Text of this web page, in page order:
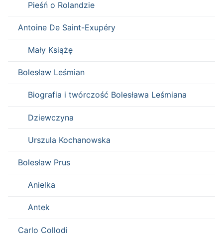
Pieśń o Rolandzie
Antoine De Saint-Exupéry
Mały Książę
Bolesław Leśmian
Biografia i twórczość Bolesława Leśmiana
Dziewczyna
Urszula Kochanowska
Bolesław Prus
Anielka
Antek
Carlo Collodi